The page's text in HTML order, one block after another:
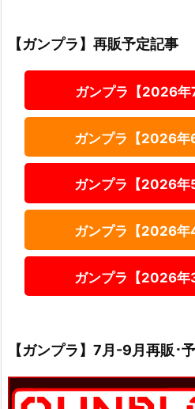
【ガンプラ】再販予定記事
ガンプラ【2026年
ガンプラ【2026年
ガンプラ【2026年
ガンプラ【2026年
ガンプラ【2026年
【ガンプラ】7月-9月再販･